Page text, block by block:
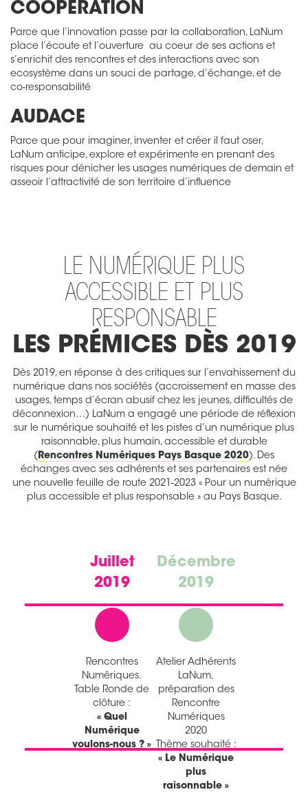
COOPÉRATION
Parce que l’innovation passe par la collaboration, LaNum
place l’écoute et l’ouverture au coeur de ses actions et
s’enrichit des rencontres et des interactions avec son
ecosystème dans un souci de partage, d’échange, et de
co-responsabilité
AUDACE
Parce que pour imaginer, inventer et créer il faut oser,
LaNum anticipe, explore et expérimente en prenant des
risques pour dénicher les usages numériques de demain et
asseoir l’attractivité de son territoire d’influence
LE NUMÉRIQUE PLUS
ACCESSIBLE ET PLUS
RESPONSABLE
LES PRÉMICES DÈS 2019
Dès 2019, en réponse à des critiques sur l’envahissement du
numérique dans nos sociétés (accroissement en masse des
usages, temps d’écran abusif chez les jeunes, difficultés de
déconnexion…) LaNum a engagé une période de réflexion
sur le numérique souhaité et les pistes d’un numérique plus
raisonnable, plus humain, accessible et durable
( Rencontres Numériques Pays Basque 2020). Des
échanges avec ses adhérents et ses partenaires est née
une nouvelle feuille de route 2021-2023 « Pour un numérique
plus accessible et plus responsable » au Pays Basque.
Juillet
2019
Rencontres
Numériques.
Table Ronde de
clôture :
« Quel
Numérique
voulons-nous ? »
Décembre
2019
Atelier Adhérents
LaNum,
préparation des
Rencontre
Numériques
2020
Thème souhaité :
« Le Numérique
plus
raisonnable »